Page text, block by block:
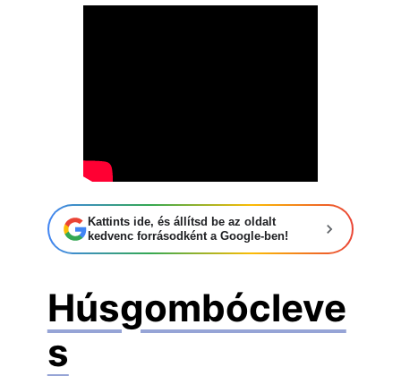
Kattints ide, és állítsd be az oldalt
kedvenc forrásodként a Google-ben!
Húsgombócleve
s